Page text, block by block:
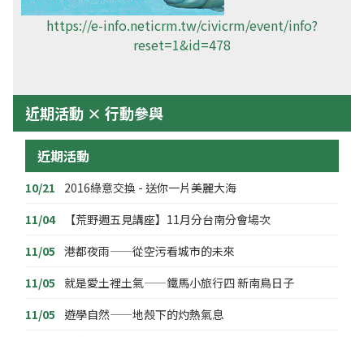
https://e-info.neticrm.tw/civicrm/event/info?
reset=1&id=478
近期活動 × 行動參與
近期活動
10/21
2016綠意交換 - 送你一片美麗大海
11/04
【荒野週五見講座】11月分台南分會場次
11/05 港都夜雨——從空污看城市的未來
11/05 就是愛土裡土氣——鐵馬小旅行四 新南鳥日子
11/05 遊學自然——地殼下的灼熱氣息